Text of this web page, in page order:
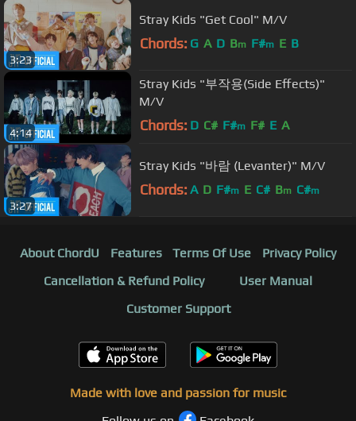
3:23
Stray Kids "Get Cool" M/V
Chords: G A D Bm F#m E B
4:14
Stray Kids "부작용(Side Effects)"
M/V
Chords: D C# F#m F# E A
3:27
Stray Kids "바람 (Levanter)" M/V
Chords: A D F#m E C# Bm C#m
About ChordU Features Terms Of Use
Privacy Policy
Cancellation & Refund Policy
User Manual
Customer Support
Made with love and passion for music